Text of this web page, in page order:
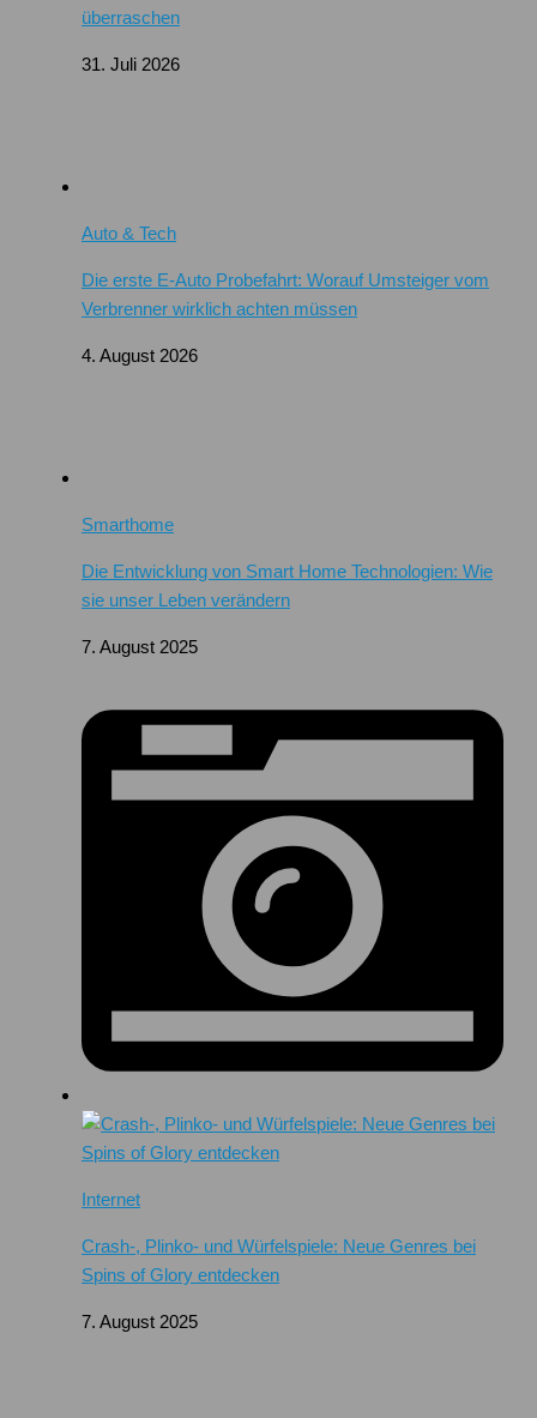
überraschen
31. Juli 2026
Auto & Tech
Die erste E-Auto Probefahrt: Worauf Umsteiger vom
Verbrenner wirklich achten müssen
4. August 2026
Smarthome
Die Entwicklung von Smart Home Technologien: Wie
sie unser Leben verändern
7. August 2025
Internet
Crash-, Plinko- und Würfelspiele: Neue Genres bei
Spins of Glory entdecken
7. August 2025